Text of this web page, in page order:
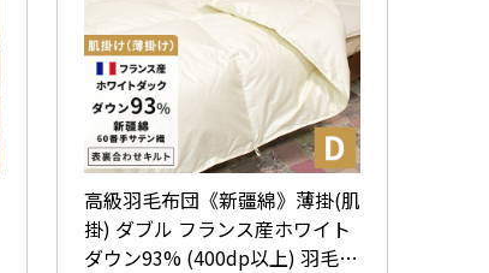
高級羽毛布団《新疆綿》薄掛(肌
掛) ダブル フランス産ホワイト
ダウン93% (400dp以上) 羽毛量